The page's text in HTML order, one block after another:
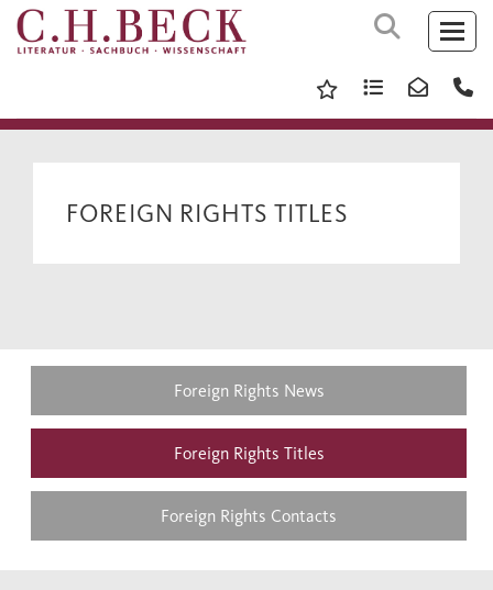
FOREIGN RIGHTS TITLES
Foreign Rights News
Foreign Rights Titles
Foreign Rights Contacts